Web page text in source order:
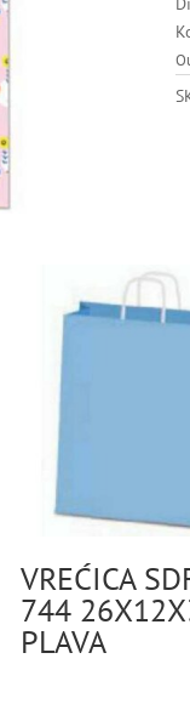
VREĆICA
744
PLAVA